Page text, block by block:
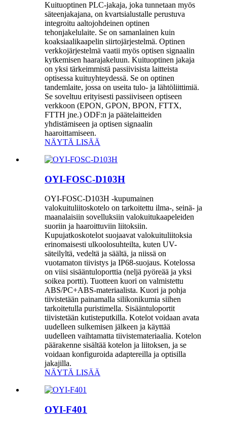
Kuituoptinen PLC-jakaja, joka tunnetaan myös
säteenjakajana, on kvartsialustalle perustuva
integroitu aaltojohdeinen optinen
tehonjakelulaite. Se on samanlainen kuin
koaksiaalikaapelin siirtojärjestelmä. Optinen
verkkojärjestelmä vaatii myös optisen signaalin
kytkemisen haarajakeluun. Kuituoptinen jakaja
on yksi tärkeimmistä passiivisista laitteista
optisessa kuituyhteydessä. Se on optinen
tandemlaite, jossa on useita tulo- ja lähtöliittimiä.
Se soveltuu erityisesti passiiviseen optiseen
verkkoon (EPON, GPON, BPON, FTTX,
FTTH jne.) ODF:n ja päätelaitteiden
yhdistämiseen ja optisen signaalin
haaroittamiseen.
NÄYTÄ LISÄÄ
OYI-FOSC-D103H
OYI-FOSC-D103H -kupumainen
valokuituliitoskotelo on tarkoitettu ilma-, seinä- ja
maanalaisiin sovelluksiin valokuitukaapeleiden
suoriin ja haaroittuviin liitoksiin.
Kupujatkoskotelot suojaavat valokuituliitoksia
erinomaisesti ulkoolosuhteilta, kuten UV-
säteilyltä, vedeltä ja säältä, ja niissä on
vuotamaton tiivistys ja IP68-suojaus. Kotelossa
on viisi sisääntuloporttia (neljä pyöreää ja yksi
soikea portti). Tuotteen kuori on valmistettu
ABS/PC+ABS-materiaalista. Kuori ja pohja
tiivistetään painamalla silikonikumia siihen
tarkoitetulla puristimella. Sisääntuloportit
tiivistetään kutisteputkilla. Kotelot voidaan avata
uudelleen sulkemisen jälkeen ja käyttää
uudelleen vaihtamatta tiivistemateriaalia. Kotelon
päärakenne sisältää kotelon ja liitoksen, ja se
voidaan konfiguroida adaptereilla ja optisilla
jakajilla.
NÄYTÄ LISÄÄ
OYI-F401